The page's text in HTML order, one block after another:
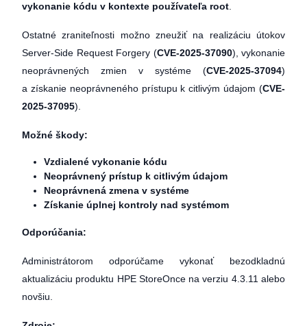
vykonanie kódu v kontexte používateľa root
Ostatné zraniteľnosti možno zneužiť na realizáciu útokov
Server-Side Request Forgery (CVE-2025-37090), vykonanie
neoprávnených zmien v systéme (CVE-2025-37094)
a získanie neoprávneného prístupu k citlivým údajom (CVE-
2025-37095).
Možné škody:
Vzdialené vykonanie kódu
Neoprávnený prístup k citlivým údajom
Neoprávnená zmena v systéme
Získanie úplnej kontroly nad systémom
Odporúčania:
Administrátorom odporúčame vykonať bezodkladnú
aktualizáciu produktu HPE StoreOnce na verziu 4.3.11 alebo
novšiu.